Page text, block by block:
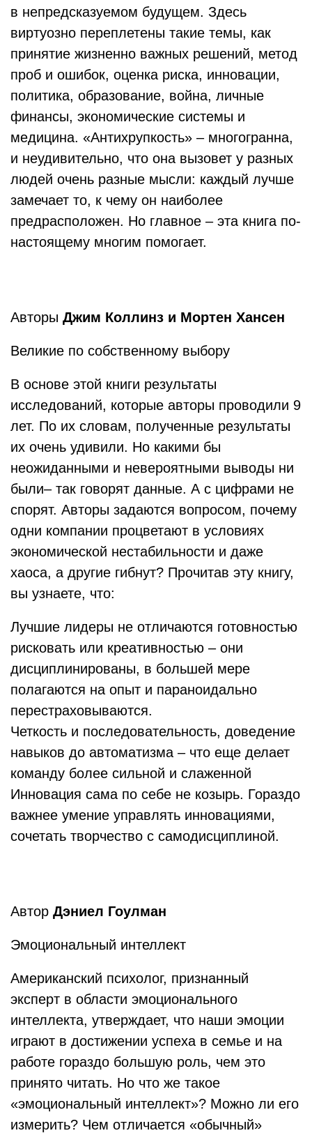
в непредсказуемом будущем. Здесь
виртуозно переплетены такие темы, как
принятие жизненно важных решений, метод
проб и ошибок, оценка риска, инновации,
политика, образование, война, личные
финансы, экономические системы и
медицина. «Антихрупкость» – многогранна,
и неудивительно, что она вызовет у разных
людей очень разные мысли: каждый лучше
замечает то, к чему он наиболее
предрасположен. Но главное – эта книга по-
настоящему многим помогает.
Авторы Джим Коллинз и Мортен Хансен
Великие по собственному выбору
В основе этой книги результаты
исследований, которые авторы проводили 9
лет. По их словам, полученные результаты
их очень удивили. Но какими бы
неожиданными и невероятными выводы ни
были– так говорят данные. А с цифрами не
спорят. Авторы задаются вопросом, почему
одни компании процветают в условиях
экономической нестабильности и даже
хаоса, а другие гибнут? Прочитав эту книгу,
вы узнаете, что:
Лучшие лидеры не отличаются готовностью
рисковать или креативностью – они
дисциплинированы, в большей мере
полагаются на опыт и параноидально
перестраховываются.
Четкость и последовательность, доведение
навыков до автоматизма – что еще делает
команду более сильной и слаженной
Инновация сама по себе не козырь. Гораздо
важнее умение управлять инновациями,
сочетать творчество с самодисциплиной.
Автор Дэниел Гоулман
Эмоциональный интеллект
Американский психолог, признанный
эксперт в области эмоционального
интеллекта, утверждает, что наши эмоции
играют в достижении успеха в семье и на
работе гораздо большую роль, чем это
принято читать. Но что же такое
«эмоциональный интеллект»? Можно ли его
измерить? Чем отличается «обычный»